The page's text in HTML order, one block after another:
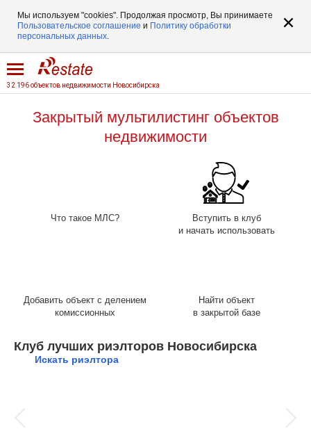
Мы используем "cookies". Продолжая просмотр, Вы принимаете
Пользовательское соглашение и Политику обработки
персональных данных.
32 196 объектов недвижимости Новосибирска
Закрытый мультилистинг объектов
недвижимости
Что такое МЛС?
Вступить в клуб
и начать использовать
Добавить объект с делением
комиссионных
Найти объект
в закрытой базе
Клуб лучших риэлторов Новосибирска
Искать риэлтора